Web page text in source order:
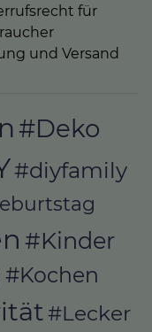
für
und Versand
#Deko
#diyfamily
#Kinder
#Kochen
#Lecker